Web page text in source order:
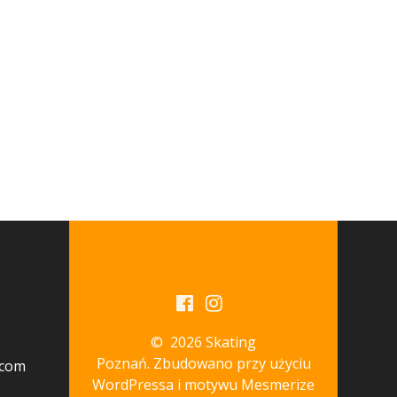
© 2026 Skating
Poznań. Zbudowano przy użyciu
WordPressa i motywu Mesmerize